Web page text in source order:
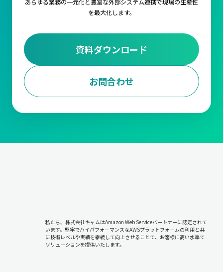
を最大化します。
資料ダウンロード
お問合わせ
私たち、株式会社キャムはAmazon Web Serviceパートナーに認定されて
います。堅牢でハイパフォーマンスなAWSプラットフォームの利用と共
に技術レベルや実績を継続して向上させることで、お客様に高い水準で
ソリューションを提供いたします。